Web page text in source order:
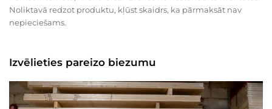
Noliktavā redzot produktu, kļūst skaidrs, ka pārmaksāt nav
nepieciešams.
Izvēlieties pareizo biezumu